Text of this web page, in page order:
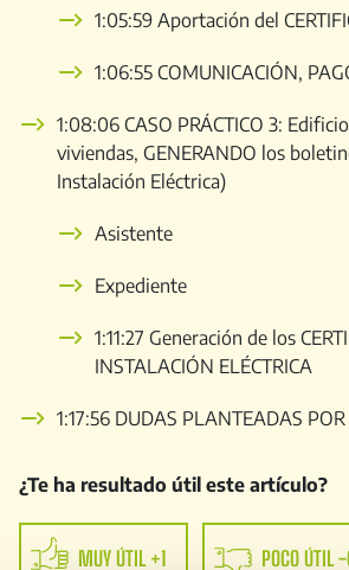
1:05:59 Aportación del
1:06:55 COMUNICACIÓN,
1:08:06 CASO PRÁCTICO 3:
viviendas, GENERANDO los
Instalación Eléctrica)
Asistente
Expediente
1:11:27 Generación de los
INSTALACIÓN ELÉCTRICA
1:17:56 DUDAS PLANTEADAS
¿Te ha resultado útil este artículo?
MUY ÚTIL +1 POCO ÚTIL